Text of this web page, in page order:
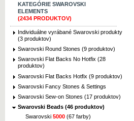
KATEGÓRIE SWAROVSKI
ELEMENTS
(2434 PRODUKTOV)
Individuálne vyrábané Swarovski produkty
(3 produktov)
Swarovski Round Stones (9 produktov)
Swarovski Flat Backs No Hotfix (28
produktov)
Swarovski Flat Backs Hotfix (9 produktov)
Swarovski Fancy Stones & Settings
Swarovski Sew-on Stones (17 produktov)
Swarovski Beads (46 produktov)
Swarovski 5000 (67 farby)